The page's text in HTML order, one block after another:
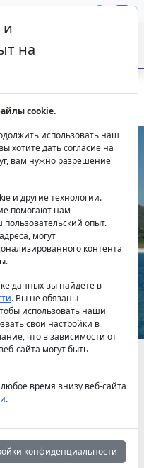
Для Морского Круиза
Next
договоренности
Июль
4,200 €
и
на
cookie.
использовать наш
хотите дать согласие на
вам нужно разрешение
и другие технологии.
помогают нам
опыт.
могут
контента
данных вы найдете в
. Вы не обязаны
использовать наши
свои настройки в
что в зависимости от
сайта могут быть
время внизу веб-сайта
.
конфиденциальности